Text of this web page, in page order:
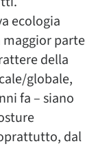
ecologia
maggior parte
della
globale,
fa – siano
dal